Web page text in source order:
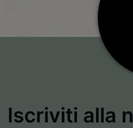
Iscriviti alla